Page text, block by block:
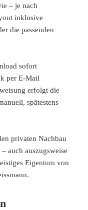
– je nach
inklusive
die passenden
sofort
per E-Mail
erfolgt die
spätestens
privaten Nachbau
auch auszugsweise
Eigentum von